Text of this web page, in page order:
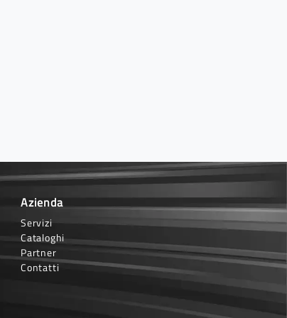
Azienda
Servizi
Cataloghi
Partner
Contatti